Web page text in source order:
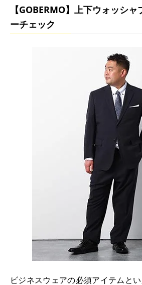
【GOBERMO】上下ウォッシ
ーチェック
ビジネスウェアの必須アイテムと